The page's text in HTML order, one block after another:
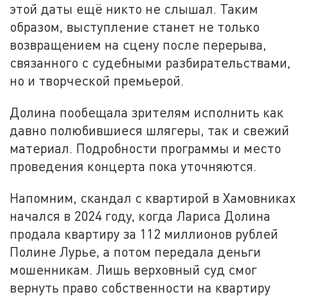
этой даты ещё никто не слышал. Таким
образом, выступление станет не только
возвращением на сцену после перерыва,
связанного с судебными разбирательствами,
но и творческой премьерой.
Долина пообещала зрителям исполнить как
давно полюбившиеся шлягеры, так и свежий
материал. Подробности программы и место
проведения концерта пока уточняются.
Напомним, скандал с квартирой в Хамовниках
начался в 2024 году, когда Лариса Долина
продала квартиру за 112 миллионов рублей
Полине Лурье, а потом передала деньги
мошенникам. Лишь верховный суд смог
вернуть право собственности на квартиру